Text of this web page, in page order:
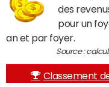
des
pour un
an et par foyer.
Source :
Classement